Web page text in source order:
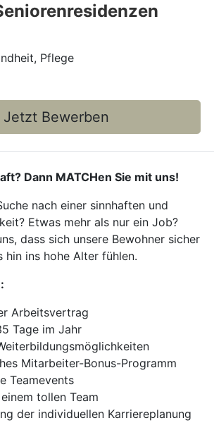
Pflege
Jetzt Bewerben
Dann MATCHen Sie mit uns!
nach einer sinnhaften und
Etwas mehr als nur ein Job?
dass sich unsere Bewohner sicher
hin ins hohe Alter fühlen.
Arbeitsvertrag
Tage im Jahr
Mitarbeiter-Bonus-Programm
Teamevents
tollen Team
der individuellen Karriereplanung